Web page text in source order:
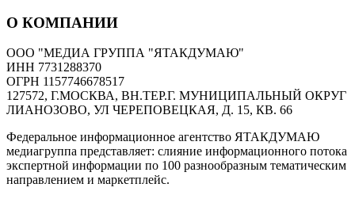
О КОМПАНИИ
ООО "МЕДИА ГРУППА "ЯТАКДУМАЮ"
ИНН 7731288370
ОГРН 1157746678517
127572, Г.МОСКВА, ВН.ТЕР.Г. МУНИЦИПАЛЬНЫЙ ОКРУГ
ЛИАНОЗОВО, УЛ ЧЕРЕПОВЕЦКАЯ, Д. 15, КВ. 66
Федеральное информационное агентство ЯТАКДУМАЮ
медиагруппа представляет: слияние информационного потока
экспертной информации по 100 разнообразным тематическим
направлением и маркетплейс.